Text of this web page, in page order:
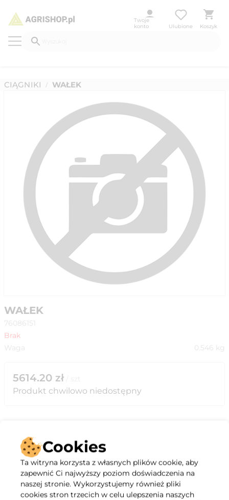
Twoje
konto
Ulubione Koszyk
CIĄGNIKI / WAŁEK
WAŁEK
76086151
Brak
Waga
0.546 kg
5614.20 zł
Produkt chwilowo niedostępny
Opis
Specyfikacja
Cookies
Ta witryna korzysta z własnych plików cookie, aby
zapewnić Ci najwyższy poziom doświadczenia na
naszej stronie. Wykorzystujemy również pliki
cookies stron trzecich w celu ulepszenia naszych